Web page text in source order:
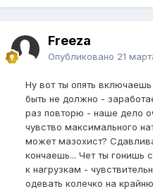
Freeza
Опубликовано 21
Ну вот ты опять
быть не должно -
раз повторю - наше дело
чувство максимального
может мазохист?
кончаешь... Чет ты гонишь
к нагрузкам -
одевать колечко на